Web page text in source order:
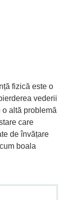
fizică este o
vederii
altă problemă
care
de învățare
boala